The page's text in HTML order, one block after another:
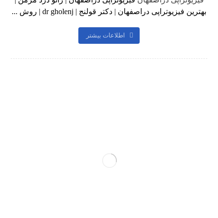
بهترین فیزیوتراپی دراصفهان | دکتر قولنج | dr gholenj | روش ...
اطلاعات بیشتر